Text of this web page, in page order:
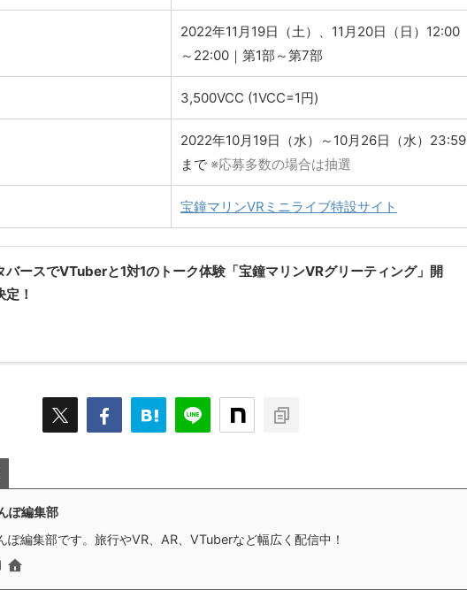
2022年11月19日（土）、11月20日（日）12:00
～22:00｜第1部～第7部
3,500VCC (1VCC=1円)
2022年10月19日（水）～10月26日（水）23:59
まで ※応募多数の場合は抽選
宝鐘マリンVRミニライブ特設サイト
バースでVTuberと1対1のトーク体験「宝鐘マリンVRグリーティング」開
定！
ぽ編集部
ぽ編集部です。旅行やVR、AR、VTuberなど幅広く配信中！